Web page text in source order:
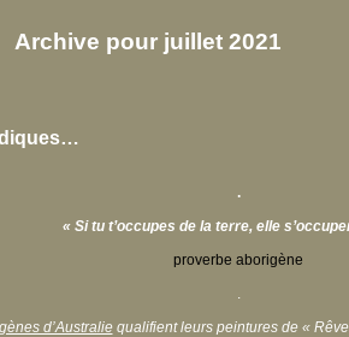
Archive pour juillet 2021
.
« Si tu t’occupes de la terre, elle
proverbe aborigène
.
d’Australiequalifient leurs peintures de «